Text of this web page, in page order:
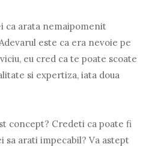
ca arata nemaipomenit
este ca era nevoie pe
eu cred ca te poate scoate
si expertiza, iata doua
concept? Credeti ca poate fi
sa arati impecabil? Va astept